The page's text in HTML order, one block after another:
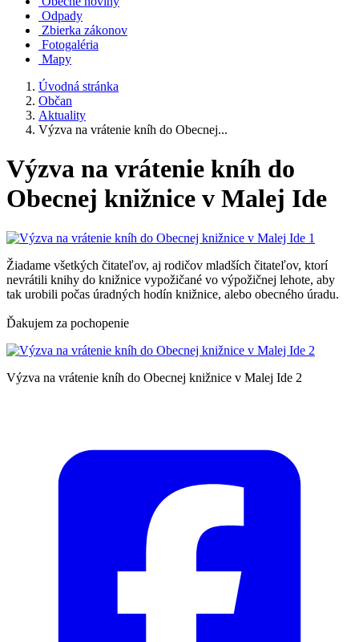
Odpady
Zbierka zákonov
Fotogaléria
Mapy
Úvodná stránka
Občan
Aktuality
Výzva na vrátenie kníh do Obecnej...
Výzva na vrátenie kníh do
Obecnej knižnice v Malej Ide
Žiadame všetkých čitateľov, aj rodičov mladších čitateľov, ktorí
nevrátili knihy do knižnice vypožičané vo výpožičnej lehote, aby
tak urobili počas úradných hodín knižnice, alebo obecného úradu.
Ďakujem za pochopenie
Výzva na vrátenie kníh do Obecnej knižnice v Malej Ide 2